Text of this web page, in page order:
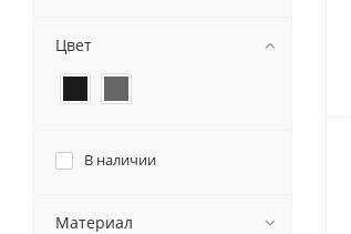
Цвет
В наличии
Материал